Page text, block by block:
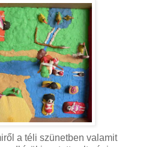
a téli szünetben valamit